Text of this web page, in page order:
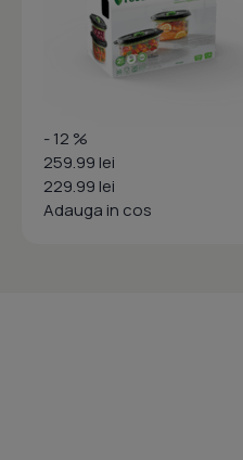
- 12 %
259.99 lei
229.99 lei
Adauga in cos